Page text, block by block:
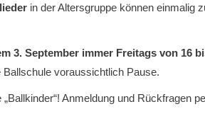
in der Altersgruppe können einmalig
3. September immer Freitags von 16
Ballschule voraussichtlich Pause.
Anmeldung und Rückfragen